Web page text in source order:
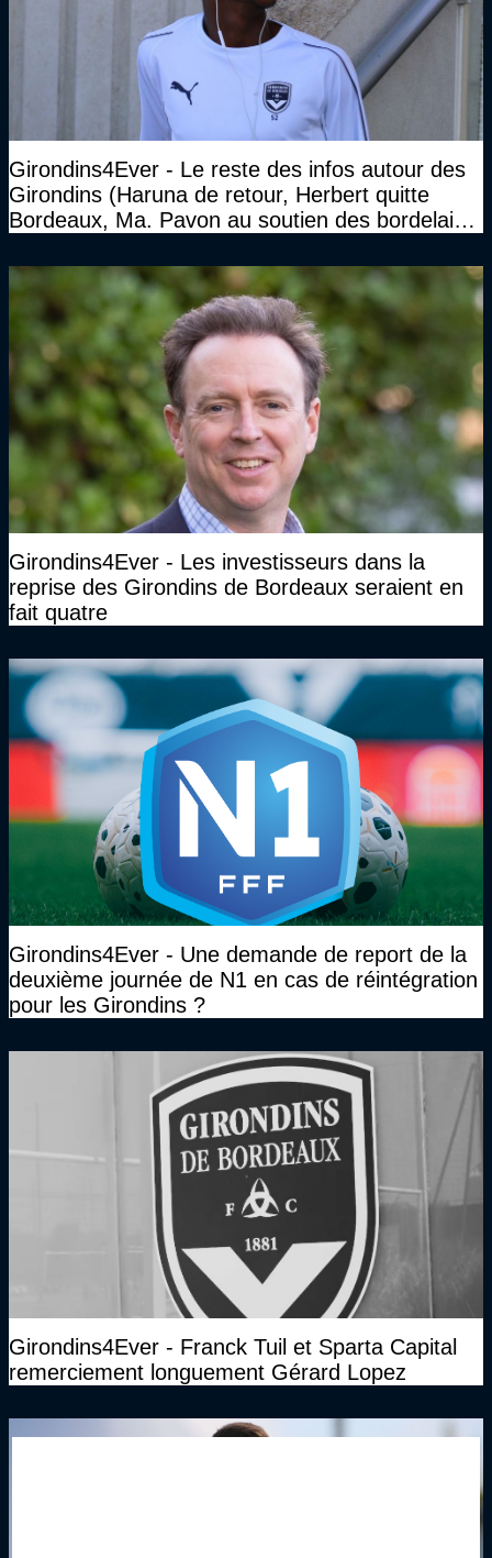
Girondins4Ever - Le reste des infos autour des
Girondins (Haruna de retour, Herbert quitte
Bordeaux, Ma. Pavon au soutien des bordelais,
Girondins4Ever - Les investisseurs dans la
reprise des Girondins de Bordeaux seraient en
fait quatre
Girondins4Ever - Une demande de report de la
deuxième journée de N1 en cas de réintégration
pour les Girondins ?
Girondins4Ever - Franck Tuil et Sparta Capital
remerciement longuement Gérard Lopez